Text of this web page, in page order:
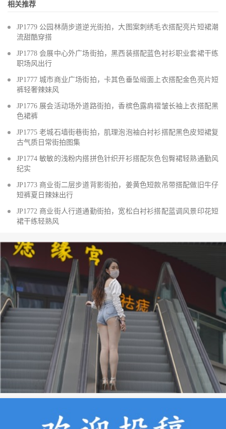
相关推荐
JP1779 公园林荫步道逆光街拍，大图案刺绣毛衣搭配亮片短裙潮
流甜酷穿搭
JP1778 会展中心外广场街拍，黑西装搭配蓝色衬衫职业套裙干练
职场风出行
JP1777 城市商业广场街拍，卡其色垂坠缎面上衣搭配金色亮片短
裤轻奢辣妹风
JP1776 展会活动场外道路街拍，香槟色露肩褶皱长袖上衣搭配黑
色裙裤
JP1775 老城石墙街巷街拍，肌理泡泡袖白衬衫搭配黑色皮短裙复
古气质日常街拍图集
JP1774 敏敏的浅粉内搭拼色针织开衫搭配灰色包臀裙轻熟通勤风
纪实
JP1773 商业街二层步道背影街拍，姜黄色短款吊带搭配做旧牛仔
短裤夏日辣妹出行
JP1772 商业街人行道通勤街拍，宽松白衬衫搭配蓝调风景印花短
裙干练轻熟风